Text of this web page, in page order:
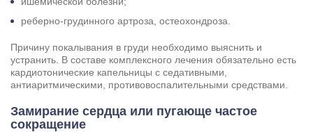
реберно-грудинного артроза, остеохондроза.
Причину покалывания в груди необходимо выяснить и
устранить. В составе комплексного лечения обязательно есть
кардиотонические капельницы с седативными,
антиаритмическими, противовоспалительными средствами.
Замирание сердца или пугающе частое
сокращение
Нажимая кнопку я соглашаюсь с политикой конфиденциальности
Вызвать специалиста
Результаты поиска (0)
ипользовательским соглашением